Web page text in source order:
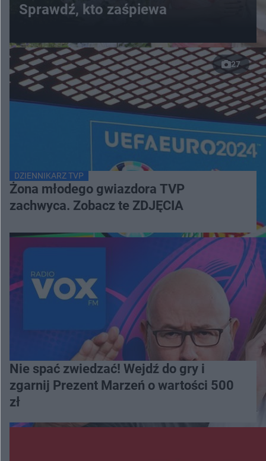
Sprawdź, kto zaśpiewa
27
DZIENNIKARZ TVP
Żona młodego gwiazdora TVP
zachwyca. Zobacz te ZDJĘCIA
Nie spać zwiedzać! Wejdź do gry i
zgarnij Prezent Marzeń o wartości 500
zł